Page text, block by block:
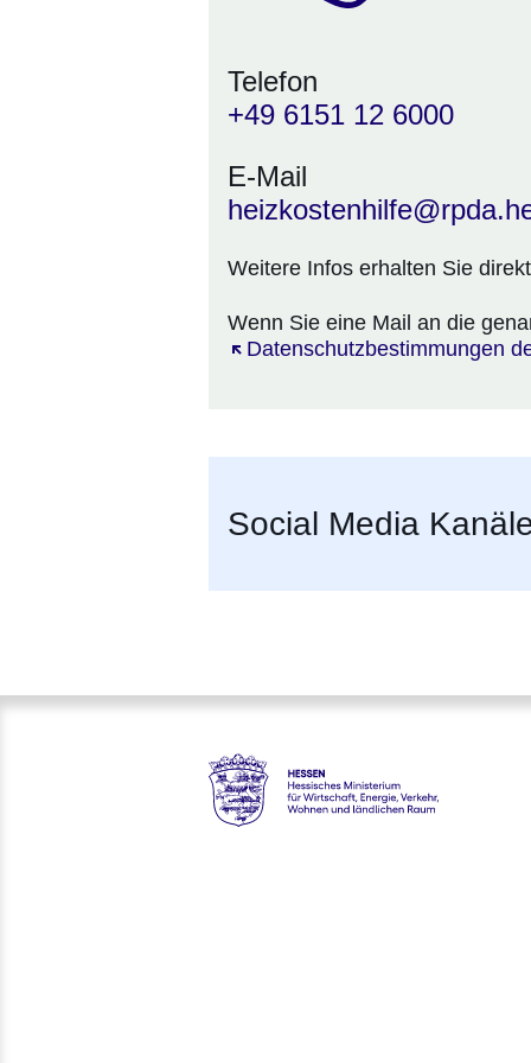
Telefon
+49 6151 12 6000
E-Mail
Weitere Infos erhalten Sie
Wenn Sie eine Mail an die
Datenschutzbestimmungen
Öffnet sich in einem neuen
Social Media
Hessen - Hessisches